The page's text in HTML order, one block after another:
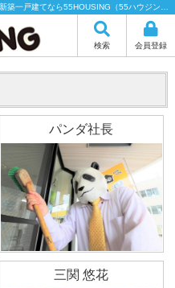
検索 会員登録
パンダ社長
三関 悠花